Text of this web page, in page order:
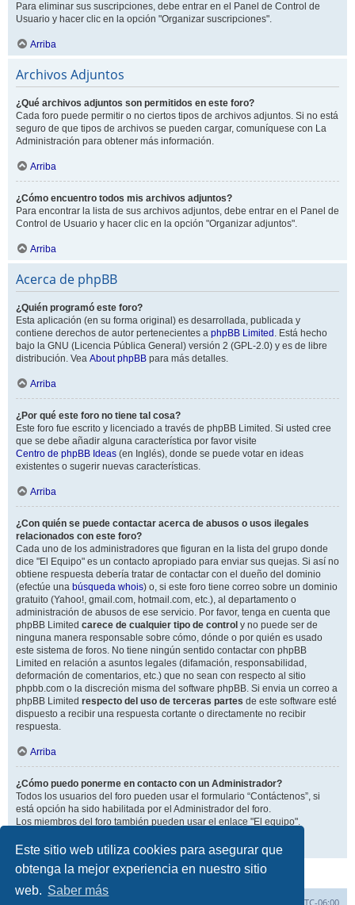
Este sitio web utiliza cookies para asegurar que
obtenga la mejor experiencia en nuestro sitio
web. Saber más
Para eliminar sus suscripciones, debe entrar en el Panel de Control de
Usuario y hacer clic en la opción "Organizar suscripciones".
Arriba
Archivos Adjuntos
¿Qué archivos adjuntos son permitidos en este foro?
Cada foro puede permitir o no ciertos tipos de archivos adjuntos. Si no está
seguro de que tipos de archivos se pueden cargar, comuníquese con La
Administración para obtener más información.
Arriba
¿Cómo encuentro todos mis archivos adjuntos?
Para encontrar la lista de sus archivos adjuntos, debe entrar en el Panel de
Control de Usuario y hacer clic en la opción "Organizar adjuntos".
Arriba
Acerca de phpBB
¿Quién programó este foro?
Esta aplicación (en su forma original) es desarrollada, publicada y
contiene derechos de autor pertenecientes a phpBB Limited . Está hecho
bajo la GNU (Licencia Pública General) versión 2 (GPL-2.0) y es de libre
distribución. Vea About phpBB para más detalles.
Arriba
¿Por qué este foro no tiene tal cosa?
Este foro fue escrito y licenciado a través de phpBB Limited. Si usted cree
que se debe añadir alguna característica por favor visite
Centro de phpBB Ideas (en Inglés), donde se puede votar en ideas
existentes o sugerir nuevas características.
Arriba
¿Con quién se puede contactar acerca de abusos o usos ilegales
relacionados con este foro?
Cada uno de los administradores que figuran en la lista del grupo donde
dice "El Equipo" es un contacto apropiado para enviar sus quejas. Si así no
obtiene respuesta debería tratar de contactar con el dueño del dominio
(efectúe una búsqueda whois) o, si este foro tiene correo sobre un dominio
gratuito (Yahoo!, gmail.com, hotmail.com, etc.), al departamento o
administración de abusos de ese servicio. Por favor, tenga en cuenta que
phpBB Limited carece de cualquier tipo de control y no puede ser de
ninguna manera responsable sobre cómo, dónde o por quién es usado
este sistema de foros. No tiene ningún sentido contactar con phpBB
Limited en relación a asuntos legales (difamación, responsabilidad,
deformación de comentarios, etc.) que no sean con respecto al sitio
phpbb.com o la discreción misma del software phpBB. Si envia un correo a
phpBB Limited respecto del uso de terceras partes de este software esté
dispuesto a recibir una respuesta cortante o directamente no recibir
respuesta.
Arriba
¿Cómo puedo ponerme en contacto con un Administrador?
Todos los usuarios del foro pueden usar el formulario “Contáctenos”, si
está opción ha sido habilitada por el Administrador del foro.
Los miembros del foro también pueden usar el enlace "El equipo".
Arriba
UTC-06:00